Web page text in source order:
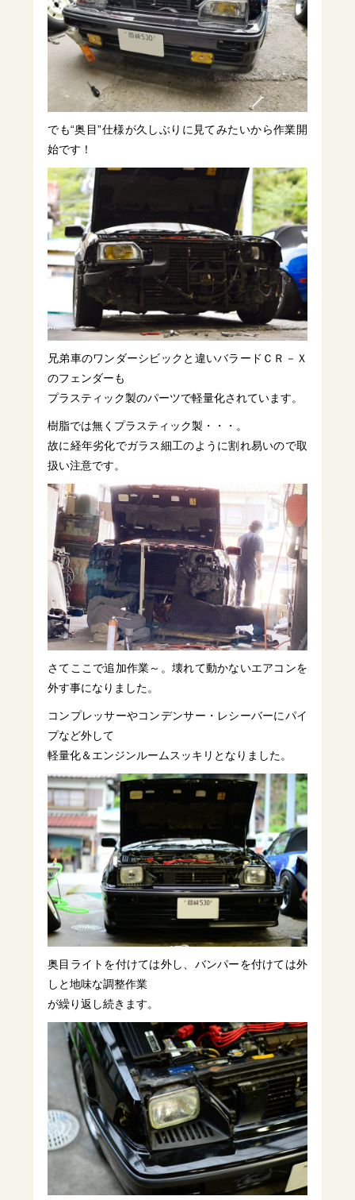
でも“奥目”仕様が久しぶりに見てみたいから作業開
始です！
兄弟車のワンダーシビックと違いバラードＣＲ－Ｘ
のフェンダーも
プラスティック製のパーツで軽量化されています。
樹脂では無くプラスティック製・・・。
故に経年劣化でガラス細工のように割れ易いので取
扱い注意です。
さてここで追加作業～。壊れて動かないエアコンを
外す事になりました。
コンプレッサーやコンデンサー・レシーバーにパイ
プなど外して
軽量化＆エンジンルームスッキリとなりました。
奥目ライトを付けては外し、バンパーを付けては外
しと地味な調整作業
が繰り返し続きます。